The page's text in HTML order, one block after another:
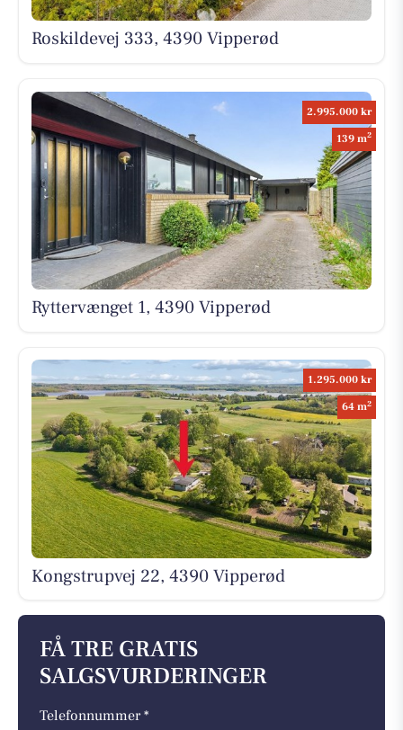
Roskildevej 333, 4390 Vipperød
2.995.000 kr
139 m2
Ryttervænget 1, 4390 Vipperød
1.295.000 kr
64 m2
Kongstrupvej 22, 4390 Vipperød
FÅ TRE GRATIS
SALGSVURDERINGER
Telefonnummer *